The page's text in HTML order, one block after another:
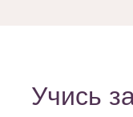
Учись